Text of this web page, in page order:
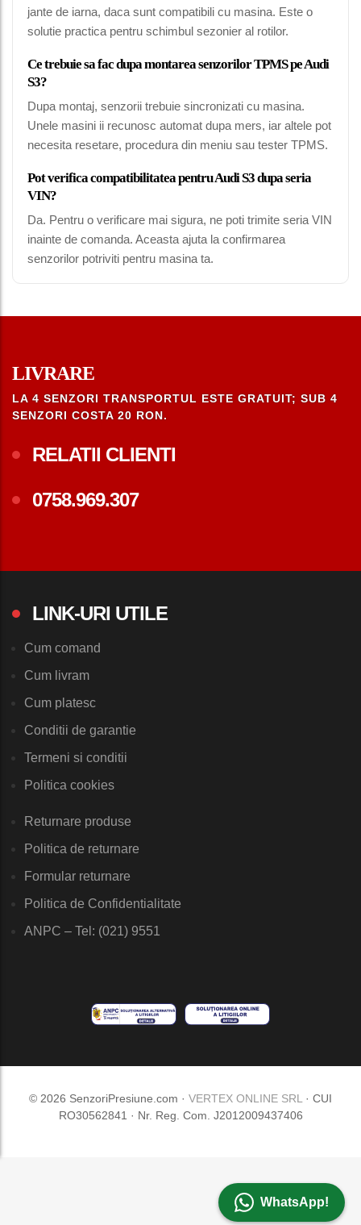
jante de iarna, daca sunt compatibili cu masina. Este o
solutie practica pentru schimbul sezonier al rotilor.
Ce trebuie sa fac dupa montarea senzorilor TPMS pe Audi
S3?
Dupa montaj, senzorii trebuie sincronizati cu masina.
Unele masini ii recunosc automat dupa mers, iar altele pot
necesita resetare, procedura din meniu sau tester TPMS.
Pot verifica compatibilitatea pentru Audi S3 dupa seria
VIN?
Da. Pentru o verificare mai sigura, ne poti trimite seria VIN
inainte de comanda. Aceasta ajuta la confirmarea
senzorilor potriviti pentru masina ta.
WhatsApp!
LIVRARE
LA 4 SENZORI TRANSPORTUL ESTE GRATUIT; SUB 4
SENZORI COSTA 20 RON.
RELATII CLIENTI
0758.969.307
LINK-URI UTILE
Cum comand
Cum livram
Cum platesc
Conditii de garantie
Termeni si conditii
Politica cookies
Returnare produse
Politica de returnare
Formular returnare
Politica de Confidentialitate
ANPC – Tel: (021) 9551
© 2026 SenzoriPresiune.com · VERTEX ONLINE SRL · CUI
RO30562841 · Nr. Reg. Com. J2012009437406